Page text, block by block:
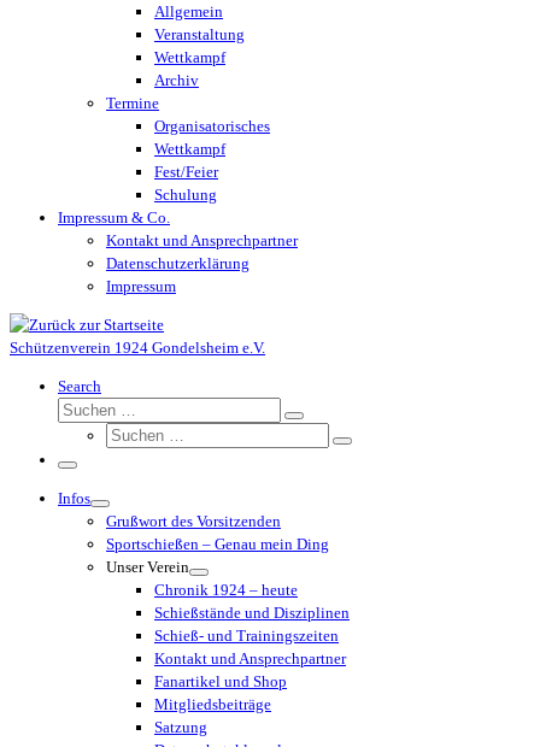
Allgemein
Veranstaltung
Wettkampf
Archiv
Termine
Organisatorisches
Wettkampf
Fest/Feier
Schulung
Impressum & Co.
Kontakt und Ansprechpartner
Datenschutzerklärung
Impressum
Schützenverein 1924 Gondelsheim e.V.
Search
Suche
Suchen …
Suche
Suchen …
Menü
Infos
Grußwort des Vorsitzenden
Sportschießen – Genau mein Ding
Unser Verein
Chronik 1924 – heute
Schießstände und Disziplinen
Schieß- und Trainingszeiten
Kontakt und Ansprechpartner
Fanartikel und Shop
Mitgliedsbeiträge
Satzung